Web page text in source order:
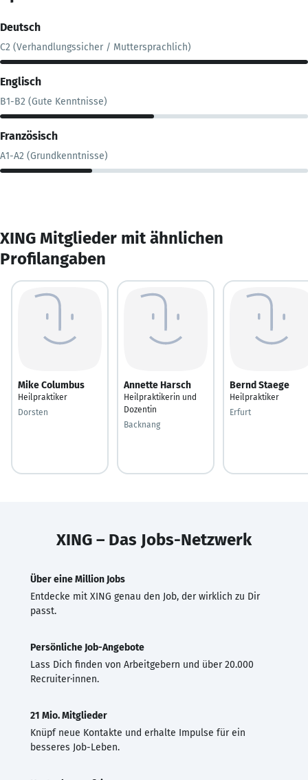
Deutsch
C2 (Verhandlungssicher / Muttersprachlich)
Englisch
B1-B2 (Gute Kenntnisse)
Französisch
A1-A2 (Grundkenntnisse)
XING Mitglieder mit ähnlichen
Profilangaben
Mike Columbus
Heilpraktiker
Dorsten
Annette Harsch
Heilpraktikerin und
Dozentin
Backnang
Bernd Staege
Heilpraktiker
Erfurt
XING – Das Jobs-Netzwerk
Über eine Million Jobs
Entdecke mit XING genau den Job, der wirklich zu Dir
passt.
Persönliche Job-Angebote
Lass Dich finden von Arbeitgebern und über 20.000
Recruiter·innen.
21 Mio. Mitglieder
Knüpf neue Kontakte und erhalte Impulse für ein
besseres Job-Leben.